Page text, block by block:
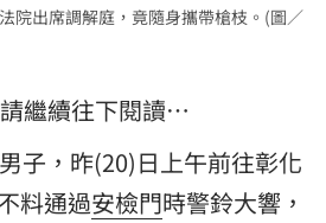
院出席調解庭，竟隨身攜帶槍枝。(圖／
繼續往下閱讀…
子，昨(20)日上午前往彰化
料通過安檢門時警鈴大響，